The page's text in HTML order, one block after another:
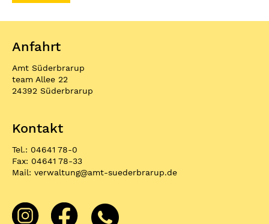
Anfahrt
Amt Süderbrarup
team Allee 22
24392 Süderbrarup
Kontakt
Tel.: 04641 78-0
Fax: 04641 78-33
Mail: verwaltung@amt-suederbrarup.de